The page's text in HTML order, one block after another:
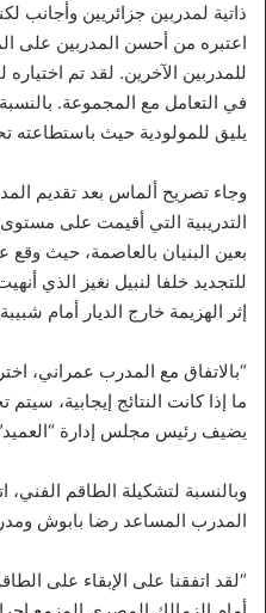
ذاتية لمدربين جزائريين وأجانب
اعتبره من أحسن المدربين على
للمدربين الآخرين. لقد تم
في التعامل مع المجموعة.
يليق للمولودية حيث باستطاعته
وجاء تصريح ألماس بعد تقديم
التدريبية التي أقيمت على مستوى
للتجديد خلفا لنبيل نغيز الذي
إثر الهزيمة خارج الديار أمام شبيبة
“بالاتفاق مع المدرب عمراني،
ما إذا كانت النتائج إيجابية،
يضيف رئيس مجلس إدارة
وبالنسبة لتشكيلة الطاقم الفني،
المدرب المساعد رضا بابوش
“لقد اتفقنا على الإبقاء على